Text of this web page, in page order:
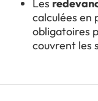
Les
calculées en
obligatoires
couvrent les